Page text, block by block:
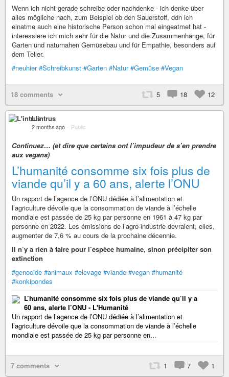
Wenn ich nicht gerade schreibe oder nachdenke - ich denke über
alles mögliche nach, zum Beispiel ob den Sauerstoff, ddn ich
einatme auch eine historische Person schon mal eingeatmet hat -
interessiere ich mich sehr für die Natur und die Zusammenhänge, für
Garten und naturnahen Gemüsebau und für Empathie, besonders auf
dem Teller.
#neuhier #Schreibkunst #Garten #Natur #Gemüse #Vegan
18 comments 5 18 12
L'intrus
2 months ago – Public
Continuez… (et dire que certains ont l’impudeur de s’en prendre
aux vegans)
L’humanité consomme six fois plus de
viande qu’il y a 60 ans, alerte l’ONU
Un rapport de l’agence de l’ONU dédiée à l’alimentation et
l’agriculture dévoile que la consommation de viande à l’échelle
mondiale est passée de 25 kg par personne en 1961 à 47 kg par
personne en 2022. Les émissions de l’agro-industrie devraient, elles,
augmenter de 7,6 % au cours de la prochaine décennie.
Il n’y a rien à faire pour l’espèce humaine, sinon précipiter son
extinction
#genocide #animaux #elevage #viande #vegan #humanité
#konkipondes
L’humanité consomme six fois plus de viande qu’il y a
60 ans, alerte l’ONU - L'Humanité
Un rapport de l’agence de l’ONU dédiée à l’alimentation et
l’agriculture dévoile que la consommation de viande à l’échelle
mondiale est passée de 25 kg par personne en...
7 comments 1 7 1